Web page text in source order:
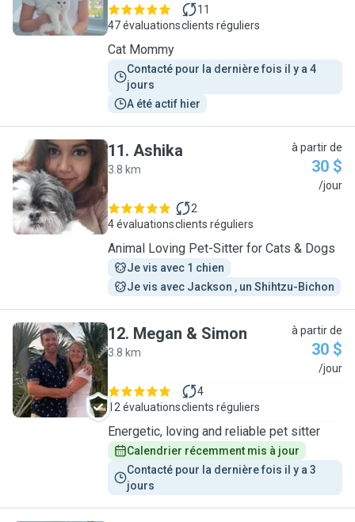
47 évaluations
11
clients réguliers
Cat Mommy
Contacté pour la dernière fois il y a 4
jours
A été actif hier
A
11. Ashika
3.8 km
à partir de
30 $
/jour
4 évaluations
2
clients réguliers
Animal Loving Pet-Sitter for Cats & Dogs
Je vis avec 1 chien
Je vis avec Jackson , un Shihtzu-Bichon
M
12. Megan & Simon
3.8 km
à partir de
30 $
/jour
12 évaluations
4
clients réguliers
Energetic, loving and reliable pet sitter
Calendrier récemment mis à jour
Contacté pour la dernière fois il y a 3
jours